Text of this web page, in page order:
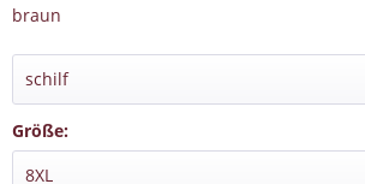
braun
Größe: